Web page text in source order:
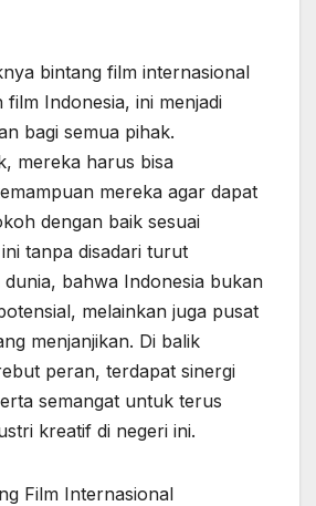
bintang film internasional
film Indonesia, ini menjadi
bagi semua pihak.
mereka harus bisa
mereka agar dapat
dengan baik sesuai
tanpa disadari turut
dunia, bahwa Indonesia bukan
melainkan juga pusat
menjanjikan. Di balik
peran, terdapat sinergi
semangat untuk terus
kreatif di negeri ini.
Film Internasional